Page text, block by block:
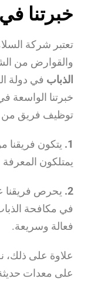
خبرتنا
تعتبر شركة
والقوارض من
الذباب في دولة
خبرتنا الواسعة
توظيف فريق من
1. يتكون فريقنا
يمتلكون المعرفة
2. يحرص فريقنا
في مكافحة
فعالة وسريعة.
علاوة على ذلك،
على معدات